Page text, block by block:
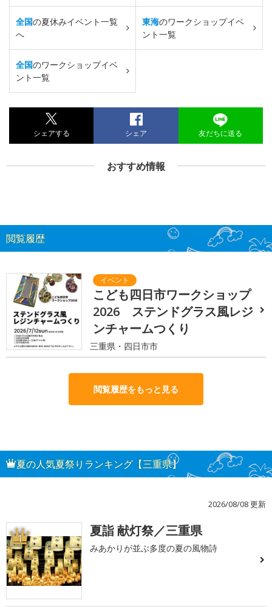
全国の夏休みイベント一覧
へ
東海のワークショップイベ
ント一覧
全国のワークショップイベ
ント一覧
シェアする シェア 友だちに送る
おすすめ情報
閲覧履歴
こども四日市ワークショップ
2026 ステンドグラス風レジ
ンチャームつくり
三重県・四日市市
閲覧履歴をもっと見る
夏の人気夏祭りランキング【三重県】
2026/08/08 更新
1 夏詣 献灯祭／三重県
みあかりが並ぶ多度の夏の風物詩